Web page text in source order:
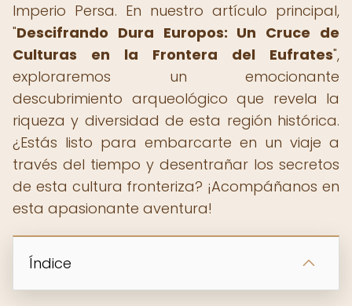
Imperio Persa. En nuestro artículo principal,
"Descifrando Dura Europos: Un Cruce de
Culturas en la Frontera del Eufrates",
exploraremos un emocionante
descubrimiento arqueológico que revela la
riqueza y diversidad de esta región histórica.
¿Estás listo para embarcarte en un viaje a
través del tiempo y desentrañar los secretos
de esta cultura fronteriza? ¡Acompáñanos en
esta apasionante aventura!
Índice